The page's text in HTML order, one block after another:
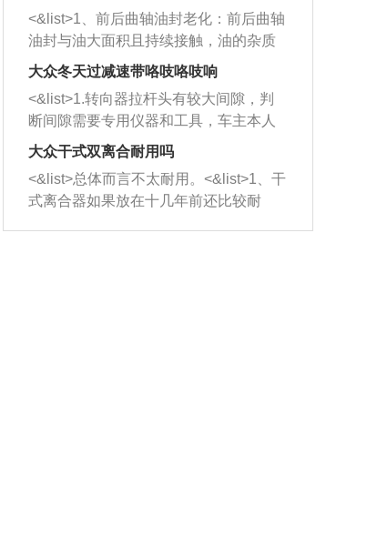
西取出来。但如果是因为积碳过多引起
的堵塞，就需要将三元催化器泡在草酸
洗剂对堵塞的情况得到解决，将清洗剂
放在燃油箱中，与燃油混合后，车辆启
动时，就可以和汽油一起进入到燃烧
室，最后形成废气排出，就可以让三元
催化器得到清洗，排气管堵塞的情况就
能够得到解决。
一圈半的练习，往右同样也要打相同的
圈数。 <&list>3、最后强调要反复练
习，这样就可以形成肌肉记忆，在真实
驾驶车辆时，不需要记忆也能打好方
向。
<&list>1、前后曲轴油封老化：前后曲轴
油封与油大面积且持续接触，油的杂质
和发动机内持续温度变化使其密封效果
逐渐减弱，导致渗油或漏油。<&list>2、
活塞间隙过大：积碳会使活塞环与缸体
的间隙扩大，导致机油流入燃烧室中，
造成烧机油。<&list>3、机油粘度。使用
机油粘度过小的话，同样会有烧机油现
象，机油粘度过小具有很好的流动性，
大众冬天过减速带咯吱咯吱响
<&list>1.转向器拉杆头有较大间隙，判
断间隙需要专用仪器和工具，车主本人
无法制作，需要将车辆送到修理厂或4s
店；<&list>2.车辆半轴套管防尘罩破
裂，破裂后会出现漏油现象，使半轴磨
损严重，磨损的半轴容易损坏，产生异
响；<&list>3.稳定器的转向胶套和球头
大众干式双离合耐用吗
<&list>总体而言不太耐用。<&list>1、干
式离合器如果放在十几年前还比较耐